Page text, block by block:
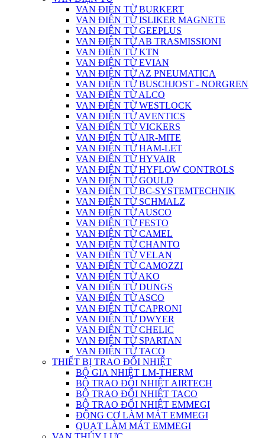
VAN ĐIỆN TỪ BURKERT
VAN ĐIỆN TỪ ISLIKER MAGNETE
VAN ĐIỆN TỪ GEEPLUS
VAN ĐIỆN TỪ AB TRASMISSIONI
VAN ĐIỆN TỪ KTN
VAN ĐIỆN TỪ EVIAN
VAN ĐIỆN TỪ AZ PNEUMATICA
VAN ĐIỆN TỪ BUSCHJOST - NORGREN
VAN ĐIỆN TỪ ALCO
VAN ĐIỆN TỪ WESTLOCK
VAN ĐIỆN TỪ AVENTICS
VAN ĐIỆN TỪ VICKERS
VAN ĐIỆN TỪ AIR-MITE
VAN ĐIỆN TỪ HAM-LET
VAN ĐIỆN TỪ HYVAIR
VAN ĐIỆN TỪ HYFLOW CONTROLS
VAN ĐIỆN TỪ GOULD
VAN ĐIỆN TỪ BC-SYSTEMTECHNIK
VAN ĐIỆN TỪ SCHMALZ
VAN ĐIỆN TỪ AUSCO
VAN ĐIỆN TỪ FESTO
VAN ĐIỆN TỪ CAMEL
VAN ĐIỆN TỪ CHANTO
VAN ĐIỆN TỪ VELAN
VAN ĐIỆN TỪ CAMOZZI
VAN ĐIỆN TỪ AKO
VAN ĐIỆN TỪ DUNGS
VAN ĐIỆN TỪ ASCO
VAN ĐIỆN TỪ CAPRONI
VAN ĐIỆN TỪ DWYER
VAN ĐIỆN TỪ CHELIC
VAN ĐIỆN TỪ SPARTAN
VAN ĐIỆN TỪ TACO
THIẾT BỊ TRAO ĐỔI NHIỆT
BỘ GIA NHIỆT LM-THERM
BỘ TRAO ĐỔI NHIỆT AIRTECH
BỘ TRAO ĐỔI NHIỆT TACO
BỘ TRAO ĐỔI NHIỆT EMMEGI
ĐỘNG CƠ LÀM MÁT EMMEGI
QUẠT LÀM MÁT EMMEGI